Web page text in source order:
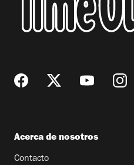
Acerca de nosotros
Contacto